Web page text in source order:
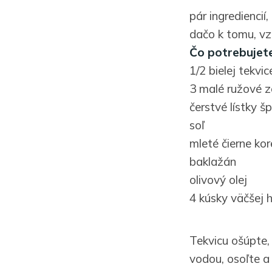
pár
dačo k tomu,
Čo
1/2 bielej
3 malé ružové
čerstvé lístky
soľ
mleté čierne
baklažán
olivový olej
4 kúsky väčšej
Tekvicu
vodou, osoľte